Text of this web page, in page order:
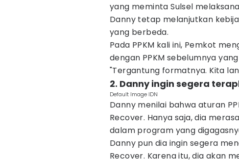
yang meminta Sulsel
Danny tetap melanjutkan
yang berbeda.
Pada PPKM kali ini, Pemkot
dengan PPKM sebelumnya
"Tergantung formatnya. Kita
2. Danny ingin segera
Default Image IDN
Danny menilai bahwa aturan
Recover. Hanya saja, dia
dalam program yang
Danny pun dia ingin segera
Recover. Karena itu, dia akan